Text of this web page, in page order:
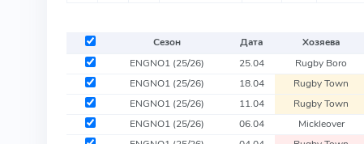
Сезон Дата Хозяева
ENGNO1 (25/26) 25.04 Rugby Boro
ENGNO1 (25/26) 18.04 Rugby Town
ENGNO1 (25/26) 11.04 Rugby Town
ENGNO1 (25/26) 06.04 Mickleover